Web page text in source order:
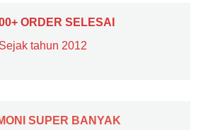
ORDER SELESAI
Sejak tahun 2012
SUPER BANYAK